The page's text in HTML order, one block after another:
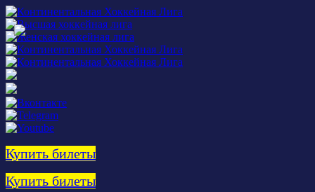
Купить билеты
Купить билеты